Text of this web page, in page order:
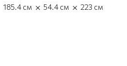
185.4 см × 54.4 см × 223 см